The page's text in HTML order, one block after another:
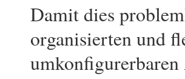
Damit dies
organisierten und